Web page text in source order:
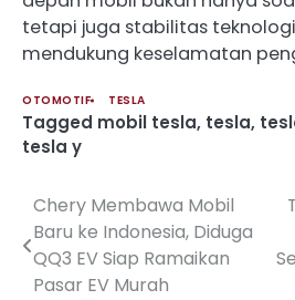
tetapi juga stabilitas
mendukung keselamatan
OTOMOTIF TESLA
Tagged mobil tesla, tesla,
tesla y
Post
navigation
Chery Membawa Mobil
Baru ke Indonesia, Diduga
QQ3 EV Siap Ramaikan
Pasar EV Murah